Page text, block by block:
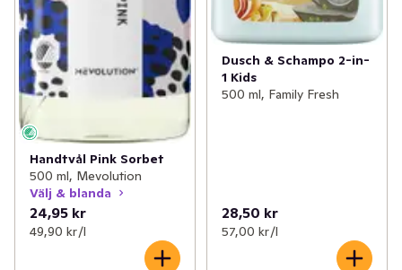
Handtvål Pink Sorbet
500 ml, Mevolution
Välj & blanda
24,95 kr
49,90 kr /l
Dusch & Schampo 2-in-
1 Kids
500 ml, Family Fresh
28,50 kr
57,00 kr /l